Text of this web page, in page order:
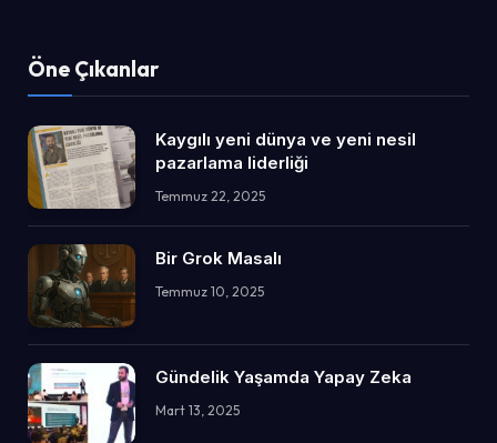
Öne Çıkanlar
Kaygılı yeni dünya ve yeni nesil
pazarlama liderliği
Temmuz 22, 2025
Bir Grok Masalı
Temmuz 10, 2025
Gündelik Yaşamda Yapay Zeka
Mart 13, 2025